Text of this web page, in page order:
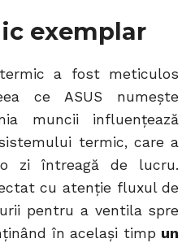
exemplar
a fost meticulos
ce ASUS numește
muncii influențează
termic, care a
zi întreagă de lucru.
cu atenție fluxul de
pentru a ventila spre
în același timp un